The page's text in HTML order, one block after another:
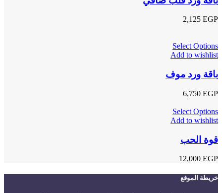
2,125 EGP
Select Options
Add to wishlist
باقة ورد موف
6,750 EGP
Select Options
Add to wishlist
قوة الحب
12,000 EGP
خريطة الموقع